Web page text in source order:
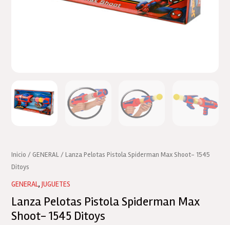
Inicio /GENERAL/ Lanza Pelotas Pistola Spiderman Max Shoot- 1545
Ditoys
GENERAL,JUGUETES
Lanza Pelotas Pistola Spiderman Max
Shoot- 1545 Ditoys